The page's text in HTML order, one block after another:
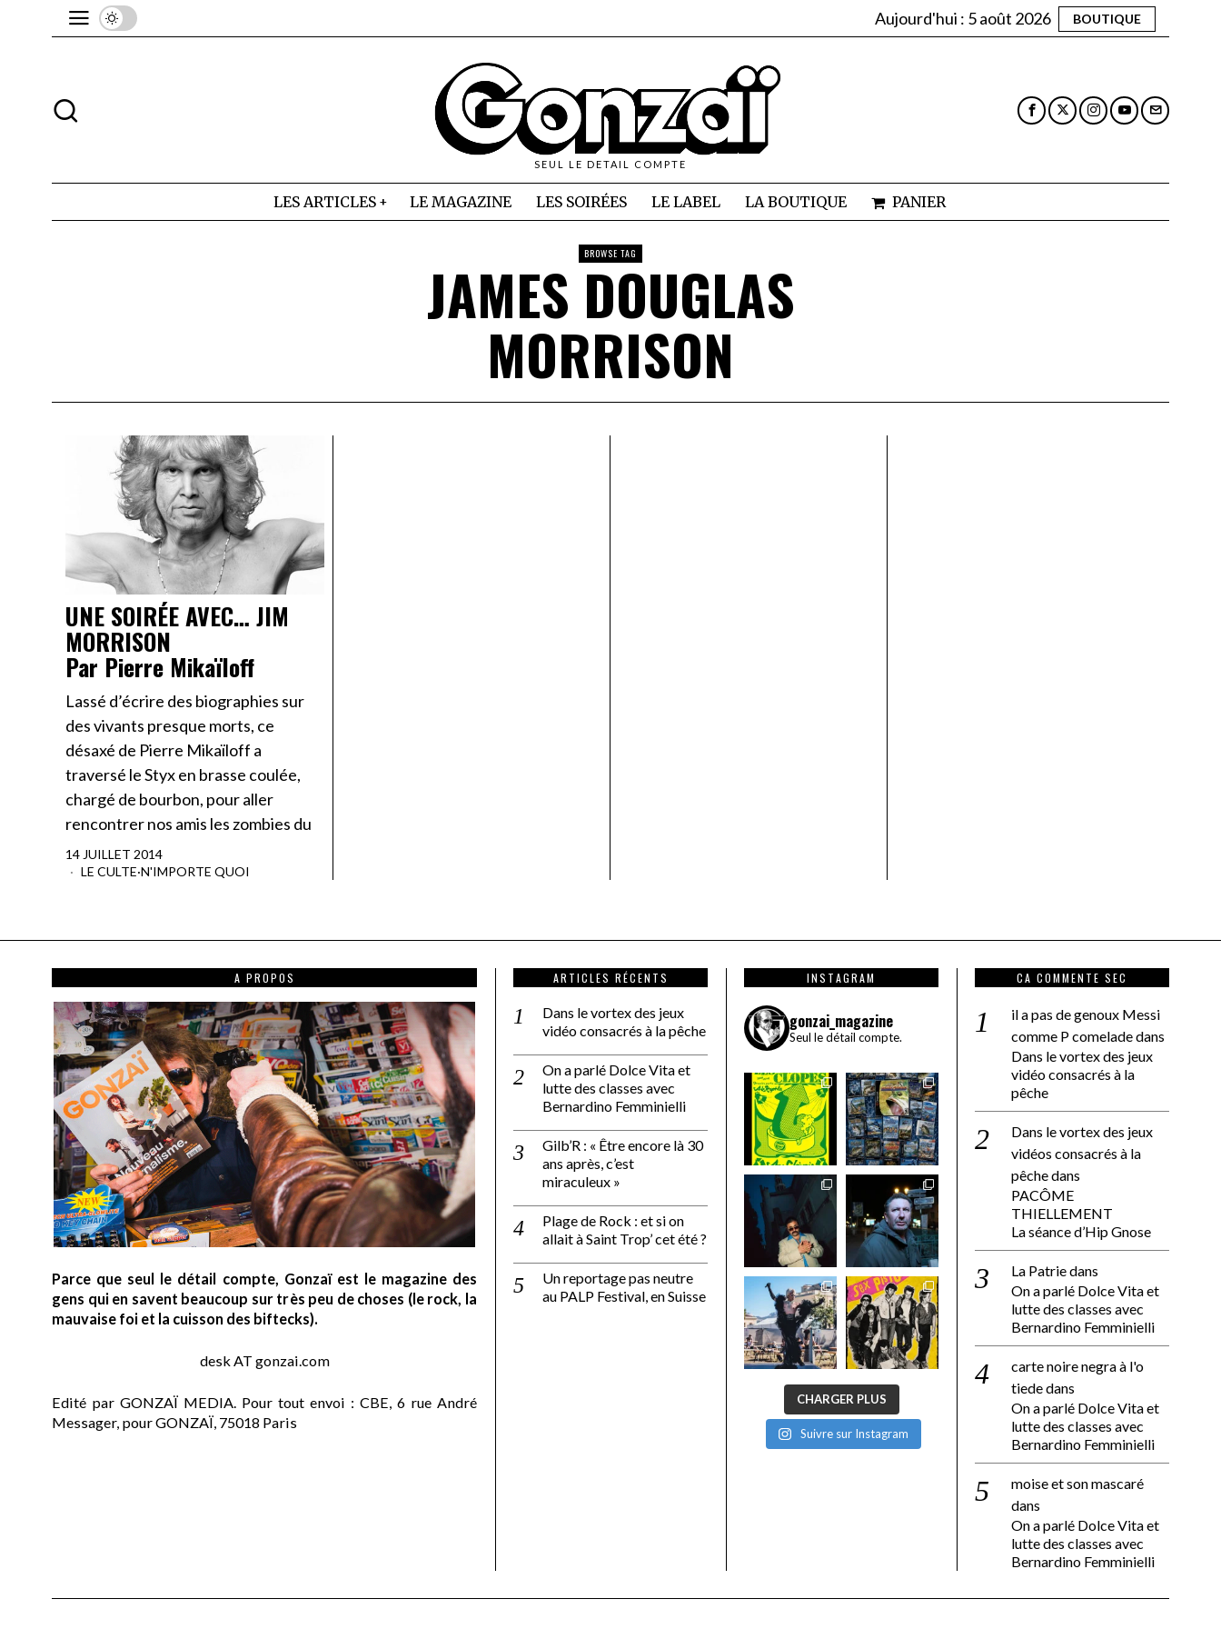
Aujourd'hui : 5 août 2026 BOUTIQUE
SEUL LE DETAIL COMPTE
LES ARTICLES LE MAGAZINE LES SOIRÉES LE LABEL LA BOUTIQUE PANIER
BROWSE TAG
JAMES DOUGLAS
MORRISON
UNE SOIRÉE AVEC… JIM
MORRISON
Par Pierre Mikaïloff
Lassé d’écrire des biographies sur
des vivants presque morts, ce
désaxé de Pierre Mikaïloff a
traversé le Styx en brasse coulée,
chargé de bourbon, pour aller
rencontrer nos amis les zombies du
14 JUILLET 2014
LE CULTE·N'IMPORTE QUOI
A PROPOS
Parce que seul le détail compte, Gonzaï est le magazine des
gens qui en savent beaucoup sur très peu de choses (le rock, la
mauvaise foi et la cuisson des biftecks).
desk AT gonzai.com
Edité par GONZAÏ MEDIA. Pour tout envoi : CBE, 6 rue André
Messager, pour GONZAÏ, 75018 Paris
ARTICLES RÉCENTS
Dans le vortex des jeux
vidéo consacrés à la pêche
On a parlé Dolce Vita et
lutte des classes avec
Bernardino Femminielli
Gilb’R : « Être encore là 30
ans après, c’est
miraculeux »
Plage de Rock : et si on
allait à Saint Trop’ cet été ?
Un reportage pas neutre
au PALP Festival, en Suisse
INSTAGRAM
gonzai_magazine
Seul le détail compte.
CHARGER PLUS
Suivre sur Instagram
CA COMMENTE SEC
il a pas de genoux Messi
comme P comeladedans
Dans le vortex des jeux
vidéo consacrés à la
pêche
Dans le vortex des jeux
vidéos consacrés à la
pêchedans
PACÔME
THIELLEMENT
La séance d’Hip Gnose
La Patriedans
On a parlé Dolce Vita et
lutte des classes avec
Bernardino Femminielli
carte noire negra à l'o
tiededans
On a parlé Dolce Vita et
lutte des classes avec
Bernardino Femminielli
moise et son mascaré
dans
On a parlé Dolce Vita et
lutte des classes avec
Bernardino Femminielli